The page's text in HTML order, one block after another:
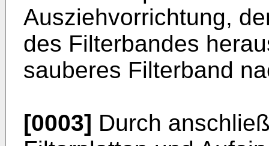
Ausziehvorrichtung,
des Filterbandes
sauberes Filterband
[0003] Durch